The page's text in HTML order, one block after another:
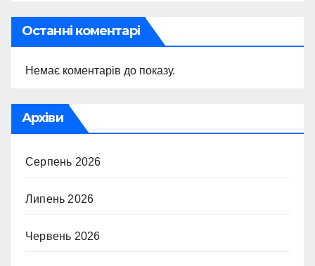
Останні коментарі
Немає коментарів до показу.
Архіви
Серпень 2026
Липень 2026
Червень 2026